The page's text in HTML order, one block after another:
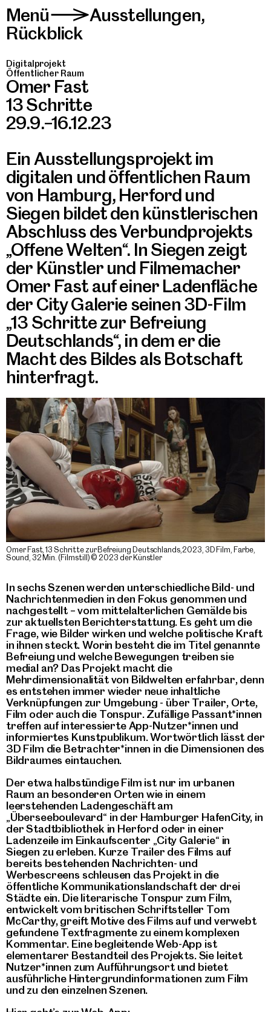
Menü>Ausstellungen,
Rückblick
Digitalprojekt
Öffentlicher Raum
Omer Fast
13 Schritte
29.9.–16.12.23
Ein Ausstellungsprojekt im
digitalen und öffentlichen Raum
von Hamburg, Herford und
Siegen bildet den künstlerischen
Abschluss des Verbundprojekts
„Offene Welten“. In Siegen zeigt
der Künstler und Filmemacher
Omer Fast auf einer Ladenfläche
der City Galerie seinen 3D-Film
„13 Schritte zur Befreiung
Deutschlands“, in dem er die
Macht des Bildes als Botschaft
hinterfragt.
Omer Fast, 13 Schritte zur Befreiung Deutschlands,2023, 3D Film, Farbe,
Sound, 32 Min. (Filmstill) © 2023 der Künstler
In sechs Szenen werden unterschiedliche Bild- und
Nachrichtenmedien in den Fokus genommen und
nachgestellt – vom mittelalterlichen Gemälde bis
zur aktuellsten Berichterstattung. Es geht um die
Frage, wie Bilder wirken und welche politische Kraft
in ihnen steckt. Worin besteht die im Titel genannte
Befreiung und welche Bewegungen treiben sie
medial an? Das Projekt macht die
Mehrdimensionalität von Bildwelten erfahrbar, denn
es entstehen immer wieder neue inhaltliche
Verknüpfungen zur Umgebung - über Trailer, Orte,
Film oder auch die Tonspur. Zufällige Passant*innen
treffen auf interessierte App-Nutzer*innen und
informiertes Kunstpublikum. Wortwörtlich lässt der
3D Film die Betrachter*innen in die Dimensionen des
Bildraumes eintauchen.
Der etwa halbstündige Film ist nur im urbanen
Raum an besonderen Orten wie in einem
leerstehenden Ladengeschäft am
„Überseeboulevard“ in der Hamburger HafenCity, in
der Stadtbibliothek in Herford oder in einer
Ladenzeile im Einkaufscenter „City Galerie“ in
Siegen zu erleben. Kurze Trailer des Films auf
bereits bestehenden Nachrichten- und
Werbescreens schleusen das Projekt in die
öffentliche Kommunikationslandschaft der drei
Städte ein. Die literarische Tonspur zum Film,
entwickelt vom britischen Schriftsteller Tom
McCarthy, greift Motive des Films auf und verwebt
gefundene Textfragmente zu einem komplexen
Kommentar. Eine begleitende Web-App ist
elementarer Bestandteil des Projekts. Sie leitet
Nutzer*innen zum Aufführungsort und bietet
ausführliche Hintergrundinformationen zum Film
und zu den einzelnen Szenen.